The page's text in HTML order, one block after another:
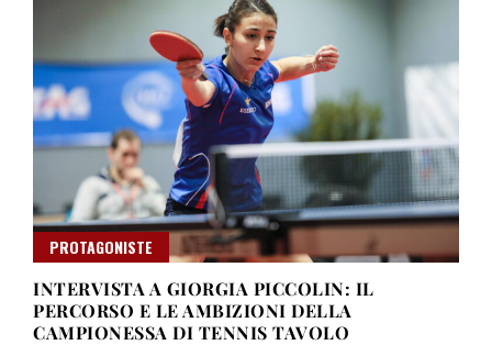
PROTAGONISTE
INTERVISTA A GIORGIA PICCOLIN: IL
PERCORSO E LE AMBIZIONI DELLA
CAMPIONESSA DI TENNIS TAVOLO